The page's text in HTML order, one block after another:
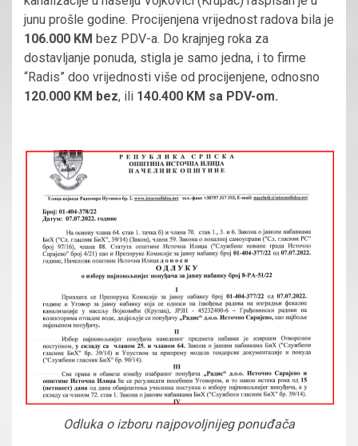
junu prošle godine. Procijenjena vrijednost radova bila je
106.000 KM bez PDV-a. Do krajnjeg roka za
dostavljanje ponuda, stigla je samo jedna, i to firme
“Radis” doo vrijednosti više od procijenjene, odnosno
120.000 KM bez, ili 140.400 KM sa PDV-om.
Odluka o izboru najpovoljnijeg ponuđača